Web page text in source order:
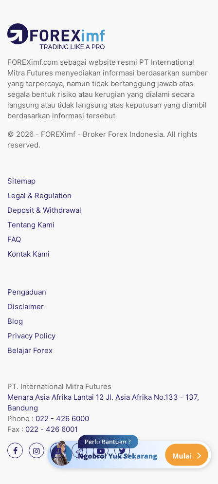
FOREXimf.com sebagai website resmi PT International
Mitra Futures menyediakan informasi berdasarkan sumber
yang terpercaya, namun tidak bertanggung jawab atas
segala bentuk risiko atau kerugian yang dialami secara
langsung atau tidak langsung atas keputusan yang diambil
berdasarkan informasi tersebut
© 2026 - FOREXimf - Broker Forex Indonesia. All rights
reserved.
Sitemap
Legal & Regulation
Deposit & Withdrawal
Tentang Kami
FAQ
Kontak Kami
Pengaduan
Disclaimer
Blog
Privacy Policy
Belajar Forex
PT. International Mitra Futures
Menara Asia Afrika Lantai 12 Jl. Asia Afrika No.133 - 137,
Bandung
Phone : 022 - 426 6000
Fax : 022 - 426 6001